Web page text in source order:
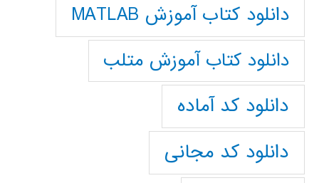
دانلود کتاب آموزش MATLAB
دانلود کتاب آموزش متلب
دانلود کد آماده
دانلود کد مجانی